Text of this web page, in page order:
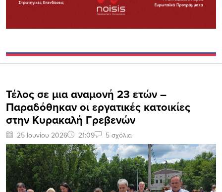
Τέλος σε μια αναμονή 23 ετών –
Παραδόθηκαν οι εργατικές κατοικίες
στην Κυρακαλή Γρεβενών
25 Ιουνίου 2026 21:09 5 σχόλια